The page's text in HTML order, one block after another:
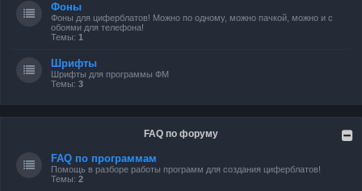
Фоны
Фоны для циферблатов! Можно по одному, можно пачкой, можно и с
обоями для телефона!
Темы: 1
Шрифты
Шрифты для программы ФМ
Темы: 3
FAQ по форуму
FAQ по программам
Помощь в разборе работы программ для создания циферблатов!
Темы: 2